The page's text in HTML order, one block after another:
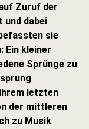
Zuruf der
und dabei
sie
Ein kleiner
Sprünge zu
letzten
der mittleren
zu Musik